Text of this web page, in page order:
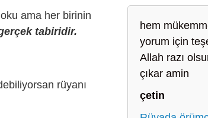
ama her birinin
tabiridir.
rüyanı
hem
yorum için
Allah razı
çıkar amin
çetin